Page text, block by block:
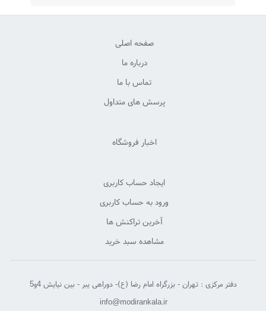
صفحه اصلی
درباره ما
تماس با ما
پرسش های متداول
اخبار فروشگاه
ایجاد حساب کاربری
ورود به حساب کاربری
آخرین تراکنش ها
مشاهده سبد خرید
دفتر مرکزی : تهران - بزرگراه امام رضا (ع)- دوراهی یبر - بین نیایش 4و5
info@modirankala.ir